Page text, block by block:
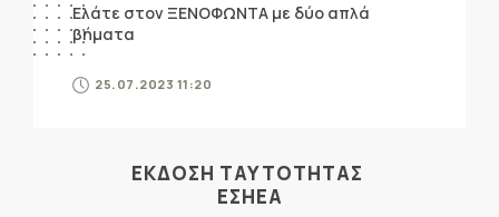
Ελάτε στον ΞΕΝΟΦΩΝΤΑ με δύο απλά
βήματα
25.07.2023 11:20
ΕΚΔΟΣΗ ΤΑΥΤΟΤΗΤΑΣ
ΕΣΗΕΑ